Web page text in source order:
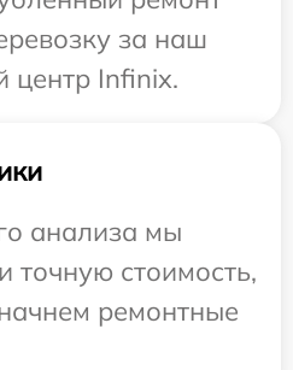
за наш
центр Infinix.
анализа мы
точную стоимость,
ремонтные